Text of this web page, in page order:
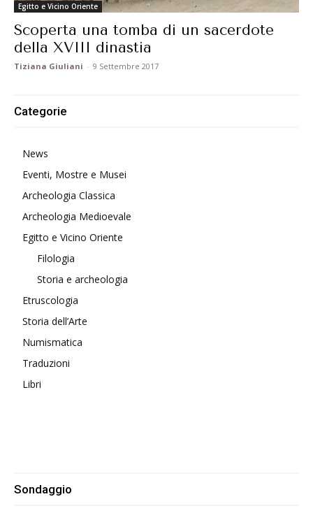
Egitto e Vicino Oriente
Scoperta una tomba di un sacerdote
della XVIII dinastia
Tiziana Giuliani - 9 Settembre 2017
Categorie
News
Eventi, Mostre e Musei
Archeologia Classica
Archeologia Medioevale
Egitto e Vicino Oriente
Filologia
Storia e archeologia
Etruscologia
Storia dell’Arte
Numismatica
Traduzioni
Libri
Sondaggio